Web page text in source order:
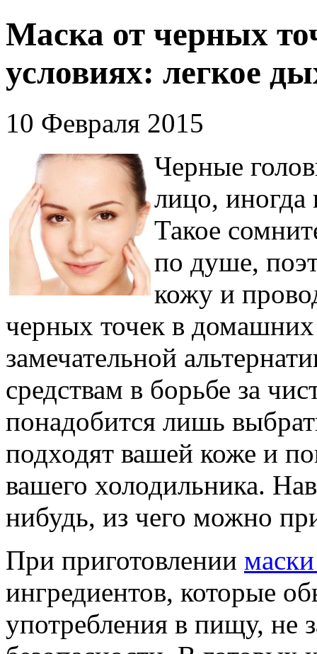
Маска от черных
условиях: легкое
10 Февраля 2015
Черные
лицо,
Такое
по душе,
кожу и
черных точек в домашних
замечательной
средствам в борьбе за
понадобится лишь
подходят вашей коже и
вашего холодильника.
нибудь, из чего можно
При приготовлении
ингредиентов, которые
употребления в пищу, не